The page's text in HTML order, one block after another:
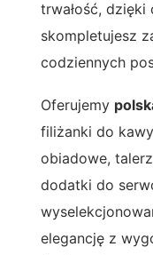
trwałość, dzięki
skompletujesz
codziennych
Oferujemy
filiżanki do
obiadowe,
dodatki do
elegancję z